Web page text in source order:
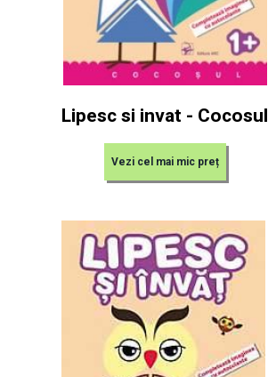
Lipesc si invat - Cocosul
Vezi cel mai mic preț